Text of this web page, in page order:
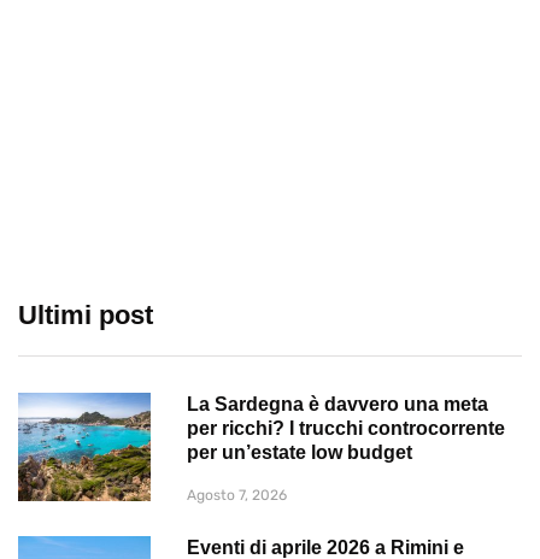
Ultimi post
La Sardegna è davvero una meta
per ricchi? I trucchi controcorrente
per un’estate low budget
Agosto 7, 2026
Eventi di aprile 2026 a Rimini e